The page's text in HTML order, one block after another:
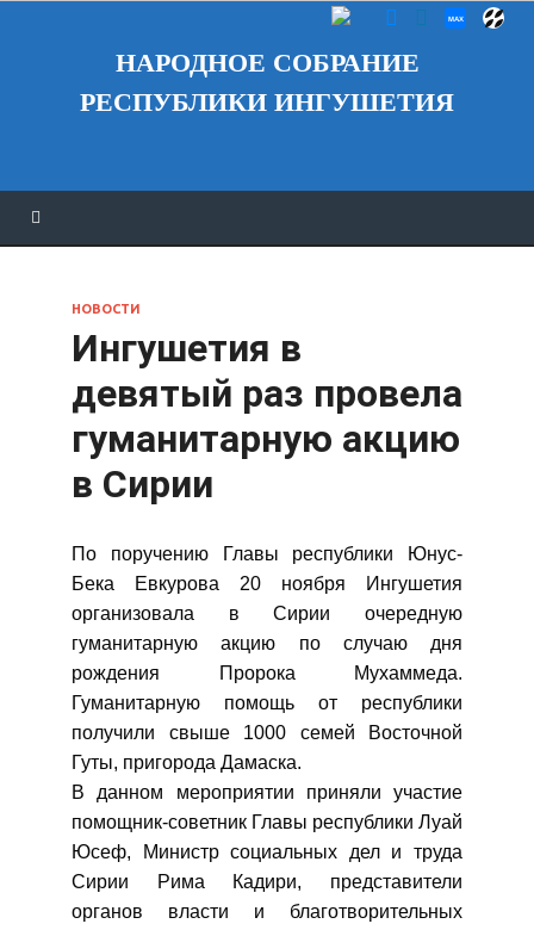
НАРОДНОЕ СОБРАНИЕ
РЕСПУБЛИКИ ИНГУШЕТИЯ
НОВОСТИ
Ингушетия в
девятый раз провела
гуманитарную акцию
в Сирии
По поручению Главы республики Юнус-
Бека Евкурова 20 ноября Ингушетия
организовала в Сирии очередную
гуманитарную акцию по случаю дня
рождения Пророка Мухаммеда.
Гуманитарную помощь от республики
получили свыше 1000 семей Восточной
Гуты, пригорода Дамаска.
В данном мероприятии приняли участие
помощник-советник Главы республики Луай
Юсеф, Министр социальных дел и труда
Сирии Рима Кадири, представители
органов власти и благотворительных